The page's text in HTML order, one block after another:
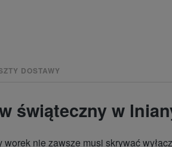
DOSTAWY
świąteczny w
worek nie zawsze musi skrywać